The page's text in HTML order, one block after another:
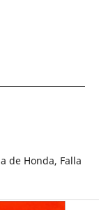
de Honda, Falla